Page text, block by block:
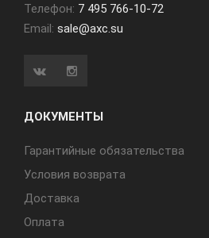
Телефон: 7 495 766-10-72
Email: sale@axc.su
ДОКУМЕНТЫ
Гарантийные обязательства
Условия возврата
Доставка
Оплата